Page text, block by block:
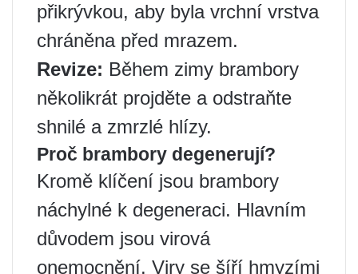
přikrývkou, aby byla vrchní vrstva
chráněna před mrazem.
Revize: Během zimy brambory
několikrát projděte a odstraňte
shnilé a zmrzlé hlízy.
Proč brambory degenerují?
Kromě klíčení jsou brambory
náchylné k degeneraci. Hlavním
důvodem jsou virová
onemocnění. Viry se šíří hmyzími